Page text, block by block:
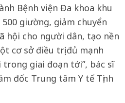
Bệnh viện Đa khoa khu
giường, giảm chuyển
hội cho người dân, tạo nền
cơ sở điều trị đủ mạnh
giai đoạn tới”, bác sĩ
đốc Trung tâm Y tế Tịnh